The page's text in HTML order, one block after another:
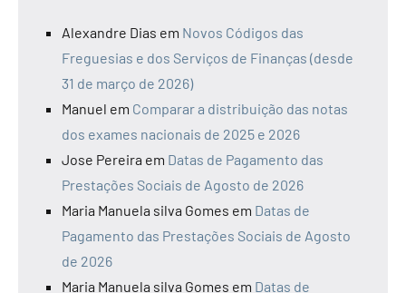
Alexandre Dias em Novos Códigos das
Freguesias e dos Serviços de Finanças (desde
31 de março de 2026)
Manuel em Comparar a distribuição das notas
dos exames nacionais de 2025 e 2026
Jose Pereira em Datas de Pagamento das
Prestações Sociais de Agosto de 2026
Maria Manuela silva Gomes em Datas de
Pagamento das Prestações Sociais de Agosto
de 2026
Maria Manuela silva Gomes em Datas de